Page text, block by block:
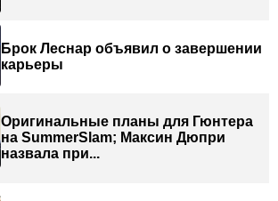
Брок Леснар объявил о завершении
карьеры
Оригинальные планы для Гюнтера
на SummerSlam; Максин Дюпри
назвала при...